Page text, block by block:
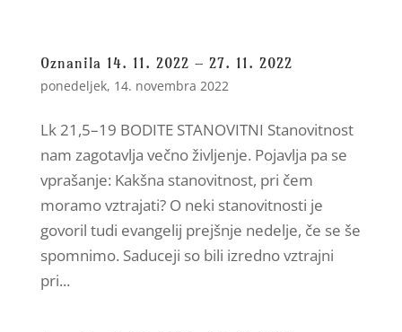
Oznanila 14. 11. 2022 – 27. 11. 2022
ponedeljek, 14. novembra 2022
Lk 21,5–19 BODITE STANOVITNI Stanovitnost
nam zagotavlja večno življenje. Pojavlja pa se
vprašanje: Kakšna stanovitnost, pri čem
moramo vztrajati? O neki stanovitnosti je
govoril tudi evangelij prejšnje nedelje, če se še
spomnimo. Saduceji so bili izredno vztrajni
pri...